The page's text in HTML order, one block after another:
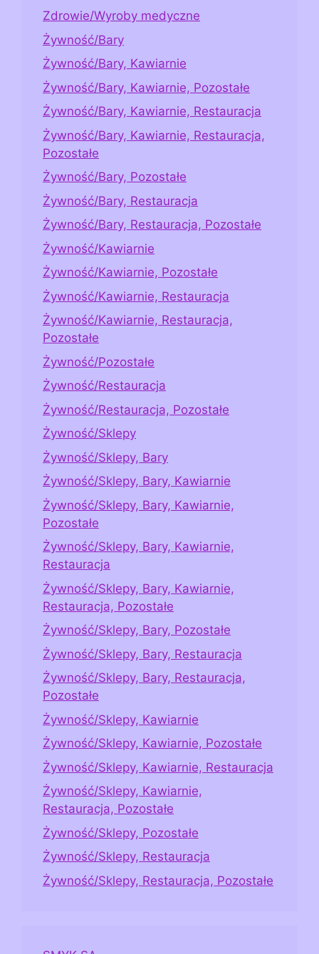
Zdrowie/Wyroby medyczne
Żywność/Bary
Żywność/Bary, Kawiarnie
Żywność/Bary, Kawiarnie, Pozostałe
Żywność/Bary, Kawiarnie, Restauracja
Żywność/Bary, Kawiarnie, Restauracja,
Pozostałe
Żywność/Bary, Pozostałe
Żywność/Bary, Restauracja
Żywność/Bary, Restauracja, Pozostałe
Żywność/Kawiarnie
Żywność/Kawiarnie, Pozostałe
Żywność/Kawiarnie, Restauracja
Żywność/Kawiarnie, Restauracja,
Pozostałe
Żywność/Pozostałe
Żywność/Restauracja
Żywność/Restauracja, Pozostałe
Żywność/Sklepy
Żywność/Sklepy, Bary
Żywność/Sklepy, Bary, Kawiarnie
Żywność/Sklepy, Bary, Kawiarnie,
Pozostałe
Żywność/Sklepy, Bary, Kawiarnie,
Restauracja
Żywność/Sklepy, Bary, Kawiarnie,
Restauracja, Pozostałe
Żywność/Sklepy, Bary, Pozostałe
Żywność/Sklepy, Bary, Restauracja
Żywność/Sklepy, Bary, Restauracja,
Pozostałe
Żywność/Sklepy, Kawiarnie
Żywność/Sklepy, Kawiarnie, Pozostałe
Żywność/Sklepy, Kawiarnie, Restauracja
Żywność/Sklepy, Kawiarnie,
Restauracja, Pozostałe
Żywność/Sklepy, Pozostałe
Żywność/Sklepy, Restauracja
Żywność/Sklepy, Restauracja, Pozostałe